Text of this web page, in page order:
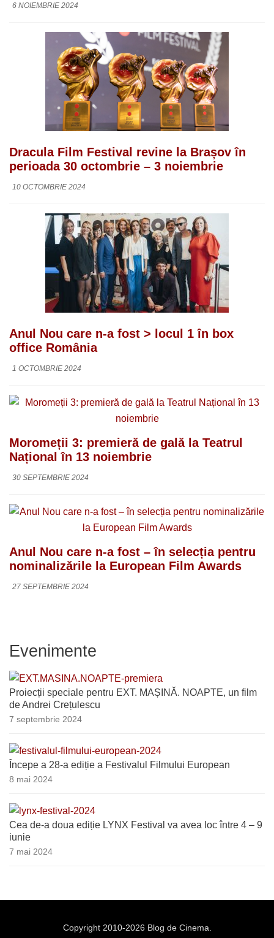
6 NOIEMBRIE 2024
Dracula Film Festival revine la Brașov în
perioada 30 octombrie – 3 noiembrie
10 OCTOMBRIE 2024
Anul Nou care n-a fost > locul 1 în box
office România
1 OCTOMBRIE 2024
Moromeții 3: premieră de gală la Teatrul
Național în 13 noiembrie
30 SEPTEMBRIE 2024
Anul Nou care n-a fost – în selecția pentru
nominalizările la European Film Awards
27 SEPTEMBRIE 2024
Evenimente
Proiecții speciale pentru EXT. MAȘINĂ. NOAPTE, un film
de Andrei Crețulescu
7 septembrie 2024
Începe a 28-a ediție a Festivalul Filmului European
8 mai 2024
Cea de-a doua ediție LYNX Festival va avea loc între 4 – 9
iunie
7 mai 2024
Copyright 2010-2026 Blog de Cinema.